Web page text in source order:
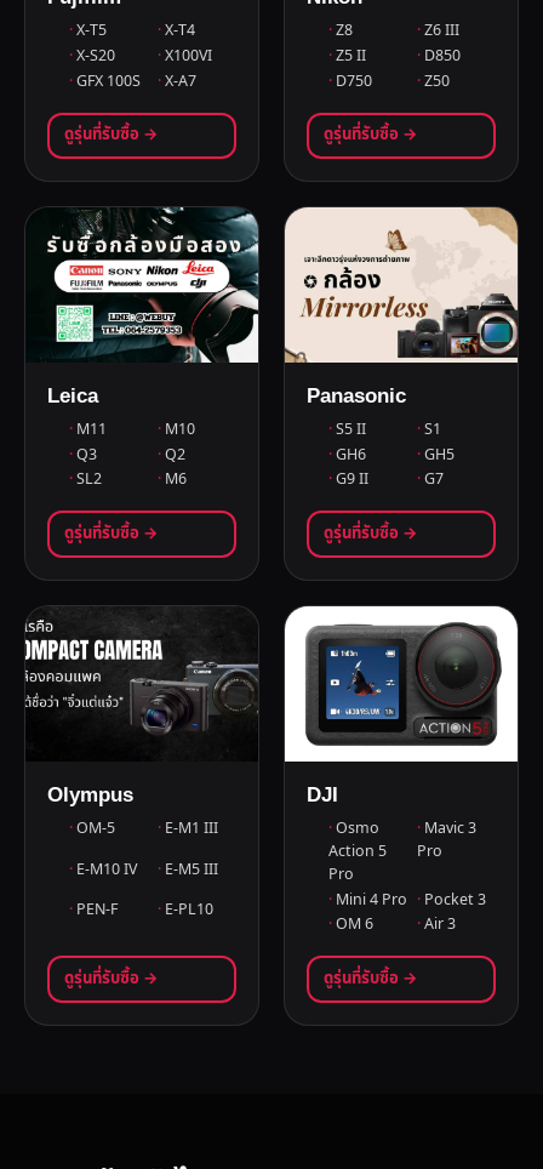
X-T5
X-T4
X-S20
X100VI
GFX 100S
X-A7
ดูรุ่นที่รับซื้อ →
Z8
Z6 III
Z5 II
D850
D750
Z50
ดูรุ่นที่รับซื้อ →
Leica
M11
M10
Q3
Q2
SL2
M6
ดูรุ่นที่รับซื้อ →
Panasonic
S5 II
S1
GH6
GH5
G9 II
G7
ดูรุ่นที่รับซื้อ →
Olympus
OM-5
E-M1 III
E-M10 IV
E-M5 III
PEN-F
E-PL10
ดูรุ่นที่รับซื้อ →
DJI
Osmo
Action 5
Pro
Mavic 3
Pro
Mini 4 Pro
Pocket 3
OM 6
Air 3
ดูรุ่นที่รับซื้อ →